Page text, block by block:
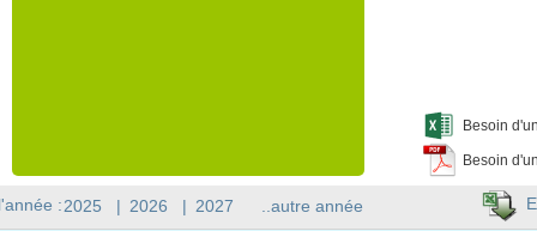
Besoin
Besoin
:2025 | 2026 | 2027 ..autre année